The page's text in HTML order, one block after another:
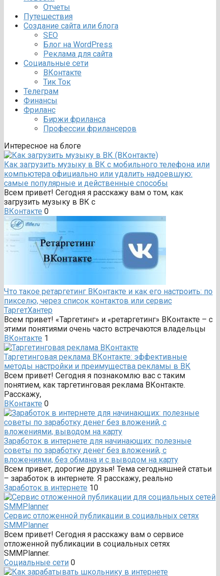
Отчеты
Путешествия
Создание сайта или блога
SEO
Блог на WordPress
Реклама для сайта
Социальные сети
ВКонтакте
Тик Ток
Телеграм
Финансы
Фриланс
Биржи фриланса
Профессии фрилансеров
Интересное на блоге
Как загрузить музыку в ВК с мобильного телефона или
компьютера официально или удалить надоевшую:
самые популярные и действенные способы
Всем привет! Сегодня я расскажу вам о том, как
загрузить музыку в ВК с
ВКонтакте 0
Что такое ретаргетинг ВКонтакте и как его настроить: по
пикселю, через список контактов или сервис
ТаргетХантер
Всем привет! «Таргетинг» и «ретаргетинг» ВКонтакте – с
этими понятиями очень часто встречаются владельцы
ВКонтакте 1
Таргетинговая реклама ВКонтакте: эффективные
методы настройки и преимущества рекламы в ВК
Всем привет! Сегодня я познакомлю вас с таким
понятием, как таргетинговая реклама ВКонтакте.
Расскажу,
ВКонтакте 0
Заработок в интернете для начинающих: полезные
советы по заработку денег без вложений, с
вложениями, без обмана и с выводом на карту
Всем привет, дорогие друзья! Тема сегодняшней статьи
– заработок в интернете. Я расскажу, реально
Заработок в интернете 10
Сервис отложенной публикации в социальных сетях
SMMPlanner
Всем привет! Сегодня я расскажу вам о сервисе
отложенной публикации в социальных сетях
SMMPlanner.
Социальные сети 0